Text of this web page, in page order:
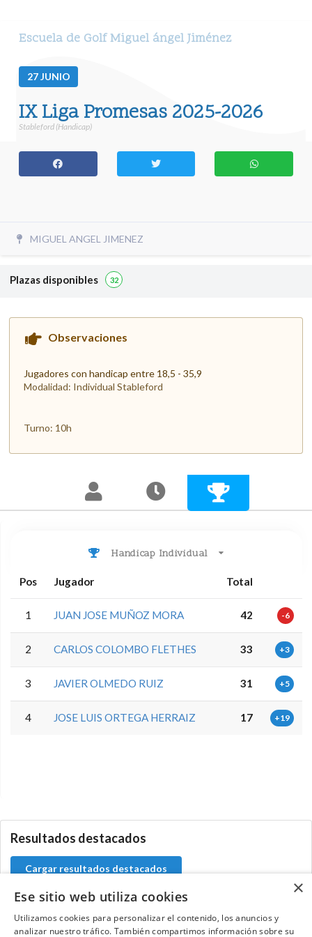
Escuela de Golf Miguel ángel Jiménez
27JUNIO
IX Liga Promesas 2025-2026
Stableford (Handicap)
MIGUEL ANGEL JIMENEZ
Plazas disponibles 32
Observaciones
Jugadores con handicap entre 18,5 - 35,9
Modalidad: Individual Stableford
Turno: 10h
Handicap Individual
Pos Jugador Total
1 JUAN JOSE MUÑOZ MORA 42 -6
2 CARLOS COLOMBO FLETHES 33 +3
3 JAVIER OLMEDO RUIZ 31 +5
4 JOSE LUIS ORTEGA HERRAIZ 17 +19
Resultados destacados
Cargar resultados destacados
×
Ese sitio web utiliza cookies
Utilizamos cookies para personalizar el contenido, los anuncios y
analizar nuestro tráfico. También compartimos información sobre su